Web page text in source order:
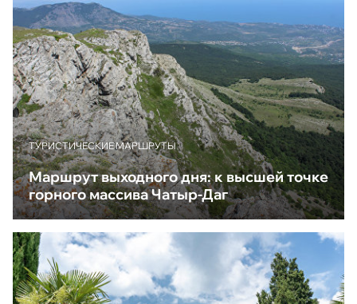
ТУРИСТИЧЕСКИЕ МАРШРУТЫ
Маршрут выходного дня: к высшей точке
горного массива Чатыр-Даг